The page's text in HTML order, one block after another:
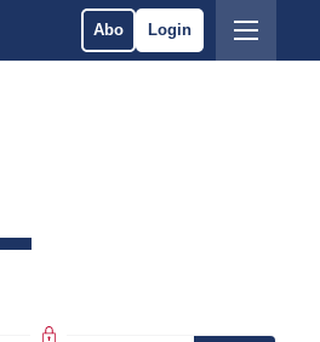
Abo Login